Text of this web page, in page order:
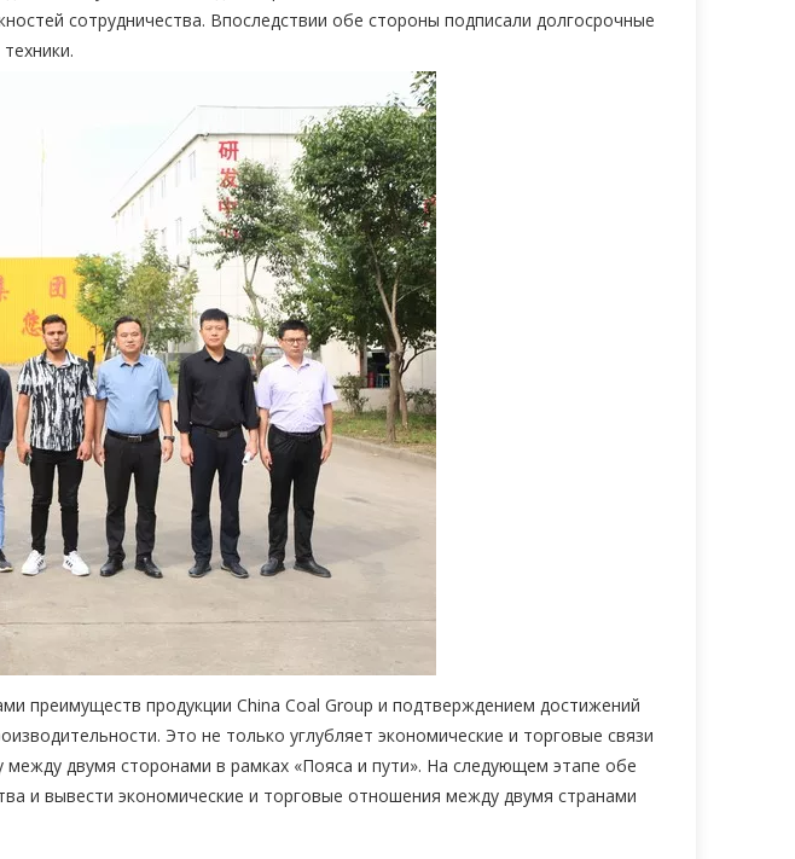
сотрудничества. Впоследствии обе стороны подписали долгосрочные
преимуществ продукции China Coal Group и подтверждением достижений
Это не только углубляет экономические и торговые связи
двумя сторонами в рамках «Пояса и пути». На следующем этапе обе
и вывести экономические и торговые отношения между двумя странами